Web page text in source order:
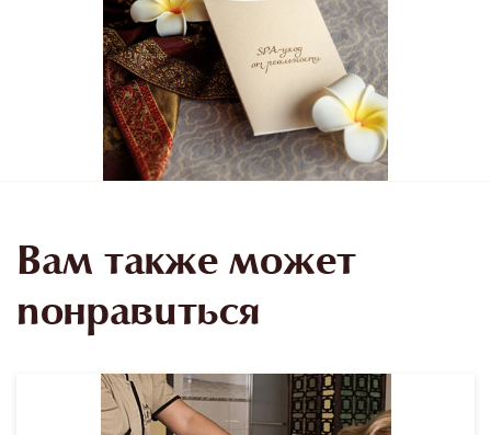
Вам также может
понравиться